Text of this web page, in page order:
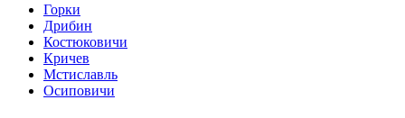
Горки
Дрибин
Костюковичи
Кричев
Мстиславль
Осиповичи